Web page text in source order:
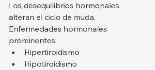
Los desequilibrios hormonales
alteran el ciclo de muda.
Enfermedades hormonales
prominentes:
Hipertiroidismo
Hipotiroidismo